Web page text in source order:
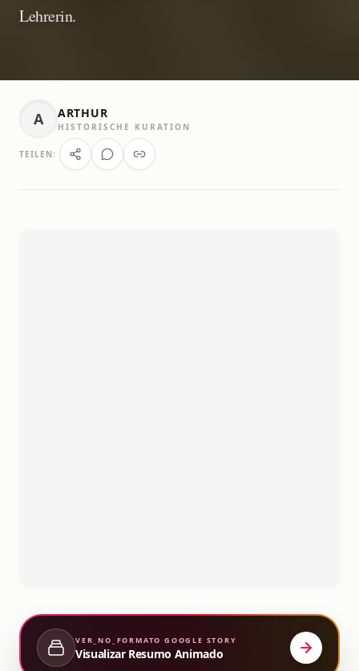
Lehrerin.
A ARTHUR
HISTORISCHE KURATION
TEILEN:
VER_NO_FORMATO GOOGLE STORY
Visualizar Resumo Animado